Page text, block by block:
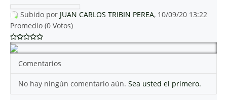
Subido por JUAN CARLOS TRIBIN PEREA, 10/09/20 13:22
Promedio (0 Votos)
Comentarios
No hay ningún comentario aún. Sea usted el primero.